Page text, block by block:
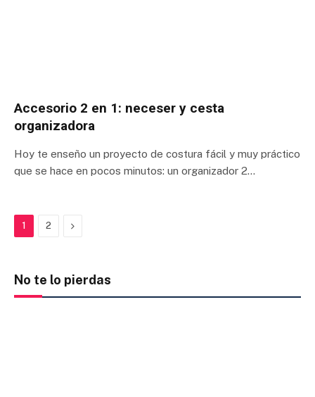
Accesorio 2 en 1: neceser y cesta
organizadora
Hoy te enseño un proyecto de costura fácil y muy práctico
que se hace en pocos minutos: un organizador 2…
1 2 Next
No te lo pierdas